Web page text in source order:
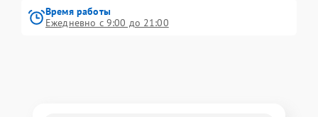
Время работы
Ежедневно с 9:00 до 21:00